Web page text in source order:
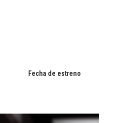
Fecha de estreno